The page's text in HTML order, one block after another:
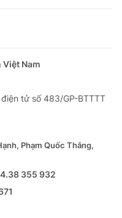
Nam
tử số 483/GP-BTTTT
Phạm Quốc Thắng,
355 932